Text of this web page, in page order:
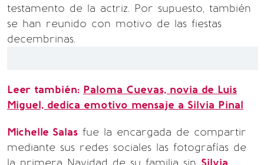
testamento de la actriz. Por supuesto, también
se han reunido con motivo de las fiestas
decembrinas.
Leer también: Paloma Cuevas, novia de Luis
Miguel, dedica emotivo mensaje a Silvia Pinal
Michelle Salas fue la encargada de compartir
mediante sus redes sociales las fotografías de